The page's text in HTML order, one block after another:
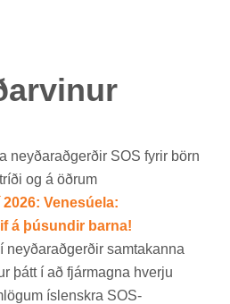
neyð­ar­að­gerð­ir SOS fyr­ir börn
og á öðr­um
Venesúela:
á þúsundir barna!
neyð­ar­að­gerð­ir sam­tak­anna
þátt í að fjár­magna hverju
ís­lenskra SOS-